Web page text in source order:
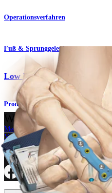
Operationsverfahren
Fuß & Sprunggelenk
Low Profile MTP-Platten
Produkt
Wie können wir Ihnen
Medizinproduktberater:in kontaktieren
Veranstaltungen, Lab-Vorführungen
ansehen
Unseren Newsletter abonnieren
Besuchen Sie uns